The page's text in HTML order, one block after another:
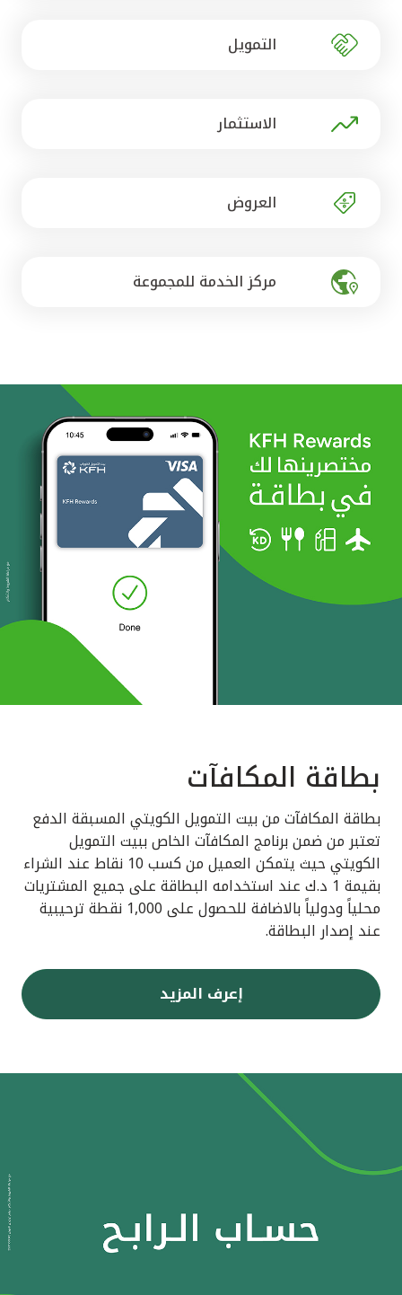
مصر
التمويل
الاستثمار
العروض
مركز الخدمة للمجموعة
بطاقة المكافآت
بطاقة المكافآت من بيت التمويل الكويتي المسبقة الدفع
تعتبر من ضمن برنامج المكافآت الخاص ببيت التمويل
الكويتي حيث يتمكن العميل من كسب 10 نقاط عند الشراء
بقيمة 1 د.ك عند استخدامه البطاقة على جميع المشتريات
محلياً ودولياً بالاضافة للحصول على 1,000 نقطة ترحيبية
عند إصدار البطاقة.
إعرف المزيد